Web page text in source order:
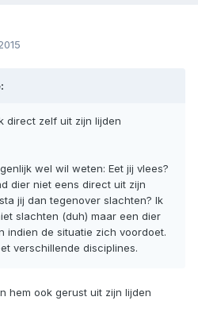
direct zelf uit zijn lijden
wel wil weten: Eet jij vlees?
dier niet eens direct uit zijn
jij dan tegenover slachten? Ik
slachten (duh) maar een dier
indien de situatie zich voordoet.
verschillende disciplines.
hem ook gerust uit zijn lijden